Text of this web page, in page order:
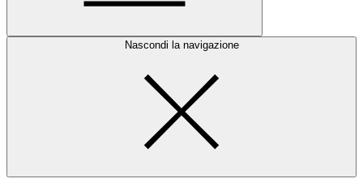
Nascondi la navigazione